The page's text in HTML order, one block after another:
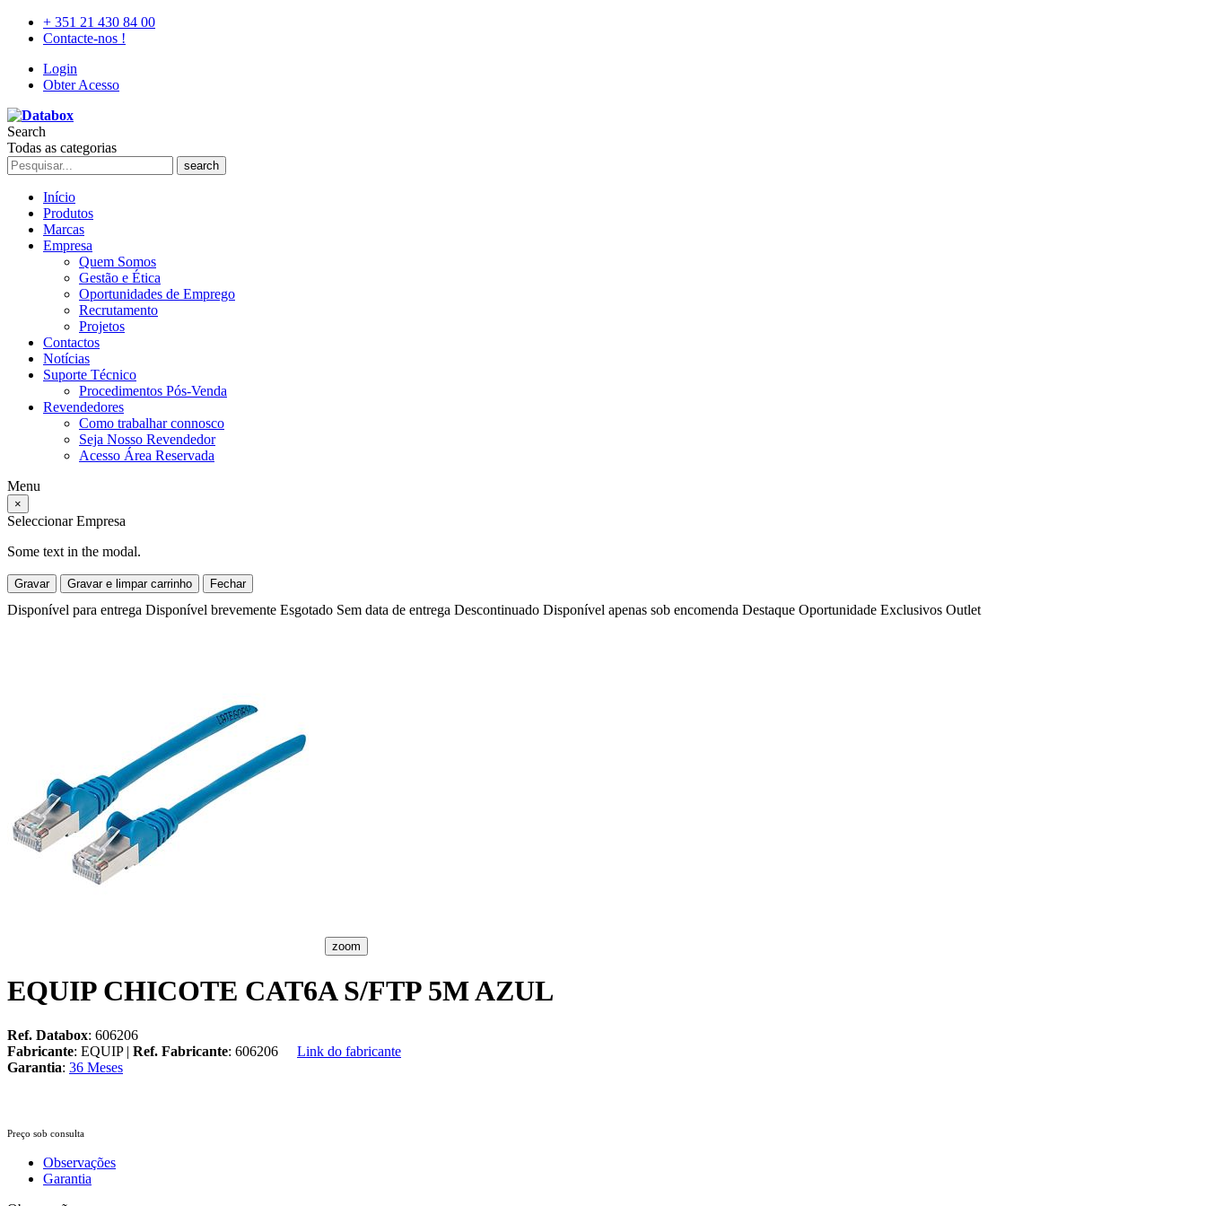
+ 351 21 430 84 00
Contacte-nos !
Login
Obter Acesso
Search
Todas as categorias
search
Início
Produtos
Marcas
Empresa
Quem Somos
Gestão e Ética
Oportunidades de Emprego
Recrutamento
Projetos
Contactos
Notícias
Suporte Técnico
Procedimentos Pós-Venda
Revendedores
Como trabalhar connosco
Seja Nosso Revendedor
Acesso Área Reservada
Menu
×
Seleccionar Empresa
Some text in the modal.
Gravar Gravar e limpar carrinho Fechar
Disponível para entrega Disponível brevemente Esgotado Sem data de entrega Descontinuado Disponível apenas sob encomenda Destaque Oportunidade Exclusivos Outlet
zoom
EQUIP CHICOTE CAT6A S/FTP 5M AZUL
Ref. Databox: 606206
Fabricante: EQUIP | Ref. Fabricante: 606206
Link do fabricante
Garantia: 36 Meses
Preço sob consulta
Observações
Garantia